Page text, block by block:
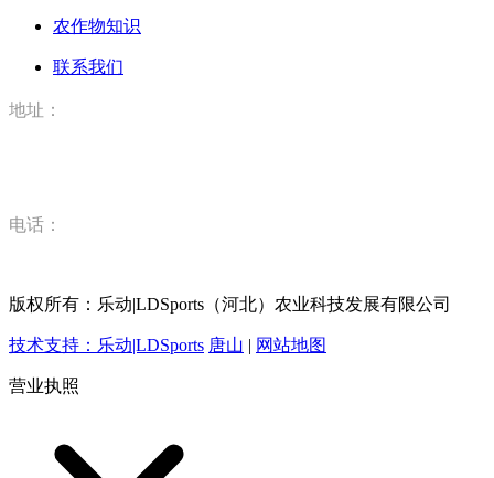
农作物知识
联系我们
地址：
电话：
版权所有：乐动|LDSports（河北）农业科技发展有限公司
技术支持：乐动|LDSports 唐山 | 网站地图
营业执照